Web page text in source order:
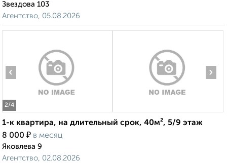
Звездова 103
Агентство, 05.08.2026
2/4
‹ ›
1-к квартира, на длительный срок, 40м², 5/9 этаж
8 000 ₽ в месяц
Яковлева 9
Агентство, 02.08.2026